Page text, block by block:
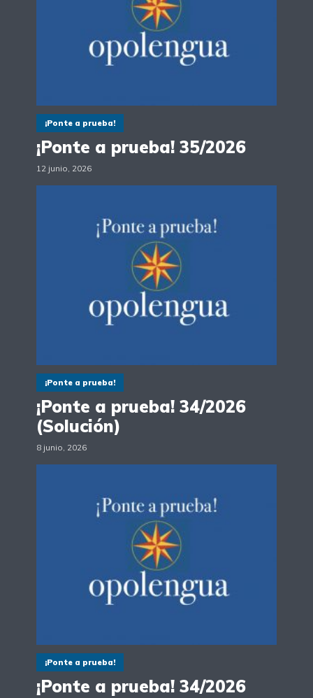
¡Ponte a prueba!
¡Ponte a prueba! 35/2026
12 junio, 2026
¡Ponte a prueba!
¡Ponte a prueba! 34/2026
(Solución)
8 junio, 2026
¡Ponte a prueba!
¡Ponte a prueba! 34/2026